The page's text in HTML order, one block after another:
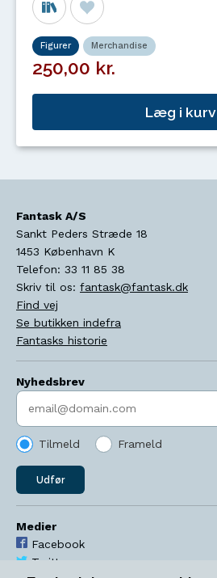
Figurer Merchandise
250,00 kr.
Læg i kurv
Fantask A/S
Sankt Peders Stræde 18
1453 København K
Telefon: 33 11 85 38
Skriv til os: fantask@fantask.dk
Find vej
Se butikken indefra
Fantasks historie
Nyhedsbrev
Indtast søgeord
Tilmeld Frameld
Udfør
Medier
Facebook
Twitter